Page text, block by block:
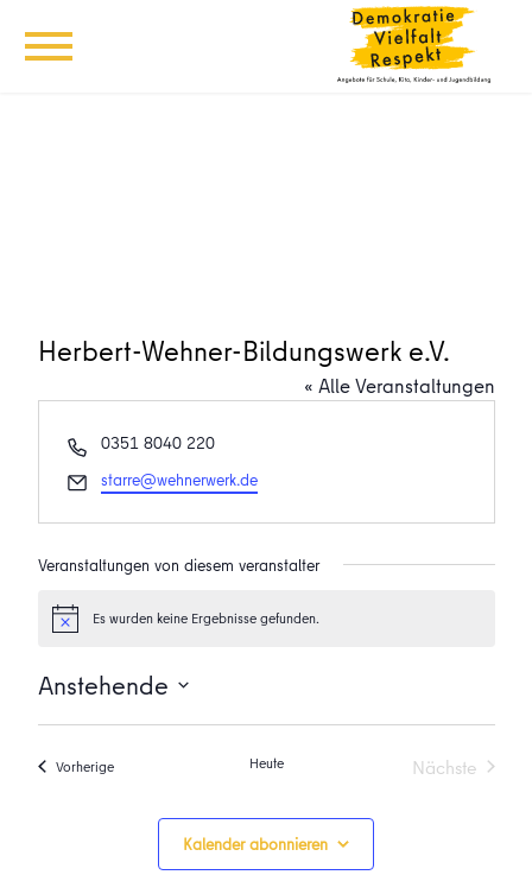
Herbert-Wehner-Bildungswerk e.V.
« Alle Veranstaltungen
Telefon
0351 8040 220
Email
starre@wehnerwerk.de
Veranstaltungen von diesem veranstalter
HinweisEs wurden keine Ergebnisse gefunden.
Anstehende
Datum
VorherigeVeranstaltungen Heute
Nächste
Kalender abonnieren